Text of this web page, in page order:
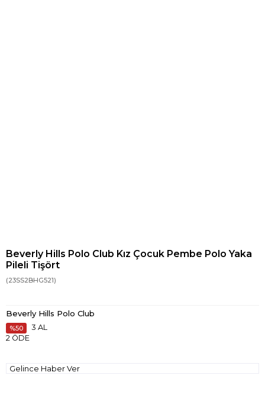
Beverly Hills Polo Club Kız Çocuk Pembe Polo Yaka
Pileli Tişört
(23SS2BHG521)
Beverly Hills Polo Club
50
3 AL
2 ÖDE
Gelince Haber Ver